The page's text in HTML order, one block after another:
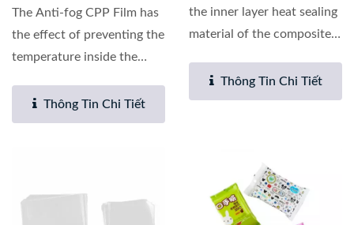
The Anti-fog CPP Film has
the effect of preventing the
temperature inside the
Thông Tin Chi Tiết
the inner layer heat sealing
material of the composite
Thông Tin Chi Tiết